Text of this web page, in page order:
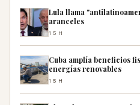
Lula llama
aranceles
15H
Cuba amplía beneficios
energías renovables
15H